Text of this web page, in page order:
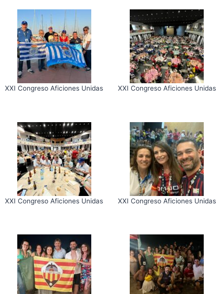
XXI Congreso Aficiones Unidas XXI Congreso Aficiones Unidas
XXI Congreso Aficiones Unidas XXI Congreso Aficiones Unidas